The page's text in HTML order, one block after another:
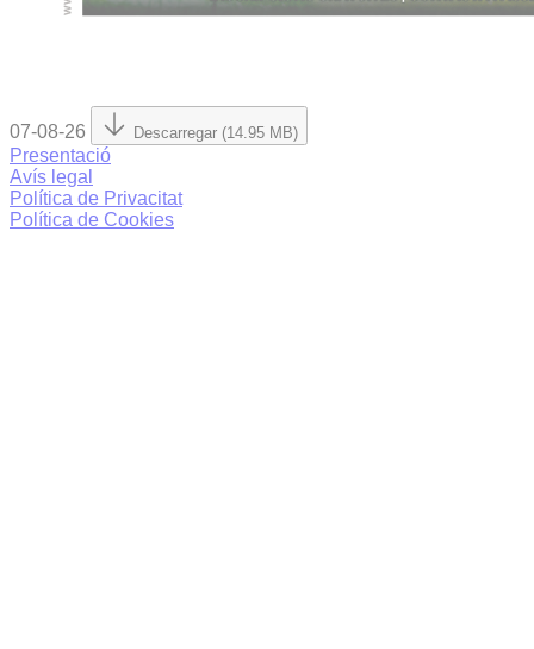
07-08-26 Descarregar (14.95 MB)
Presentació
Avís legal
Política de Privacitat
Política de Cookies